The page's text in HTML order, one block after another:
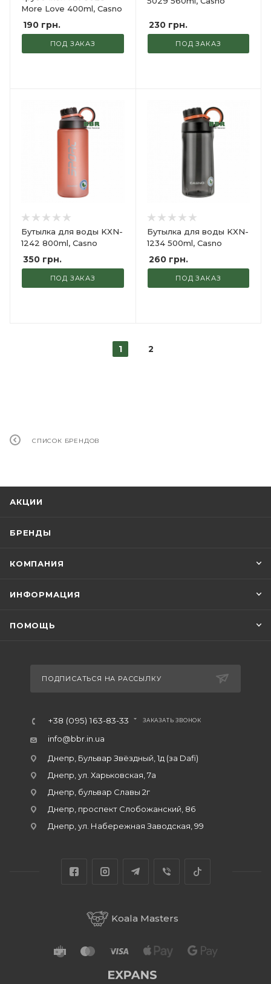
More Love 400ml, Casno
190 грн.
ПОД ЗАКАЗ
230грн.
ПОД ЗАКАЗ
Бутылка для воды KXN-
1242 800ml, Casno
350 грн.
ПОД ЗАКАЗ
Бутылка для воды KXN-
1234 500ml, Casno
260грн.
ПОД ЗАКАЗ
1 2
СПИСОК БРЕНДОВ
АКЦИИ
БРЕНДЫ
КОМПАНИЯ
ИНФОРМАЦИЯ
ПОМОЩЬ
ПОДПИСАТЬСЯ НА РАССЫЛКУ
+38 (095) 163-83-33 ЗАКАЗАТЬ ЗВОНОК
info@bbr.in.ua
Днепр, Бульвар Звёздный, 1д (за Dafi)
Днепр, ул. Харьковская, 7а
Днепр, бульвар Славы 2г
Днепр, проспект Слобожанский, 86
Днепр, ул. Набережная Заводская, 99
Koala Masters